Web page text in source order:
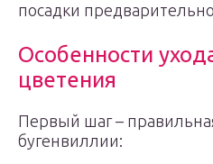
посадки
Особенности
цветения
Первый шаг –
бугенвиллии: